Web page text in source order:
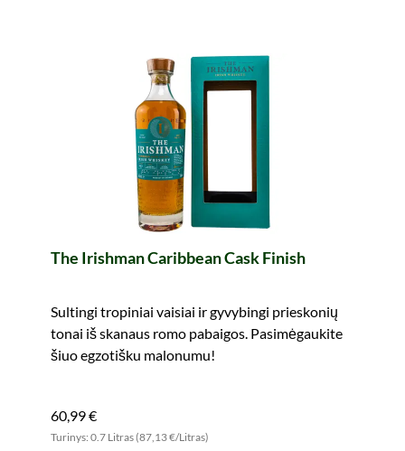
The Irishman Caribbean Cask Finish
Sultingi tropiniai vaisiai ir gyvybingi prieskonių
tonai iš skanaus romo pabaigos. Pasimėgaukite
šiuo egzotišku malonumu!
60,99 €
Turinys: 0.7 Litras (87,13 €/Litras)